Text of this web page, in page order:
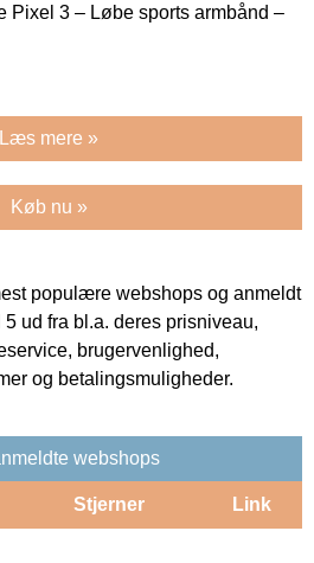
Pixel 3 – Løbe sports armbånd –
Læs mere »
Køb nu »
populære webshops og anmeldt
ud fra bl.a. deres prisniveau,
brugervenlighed,
og betalingsmuligheder.
webshops
Stjerner Link